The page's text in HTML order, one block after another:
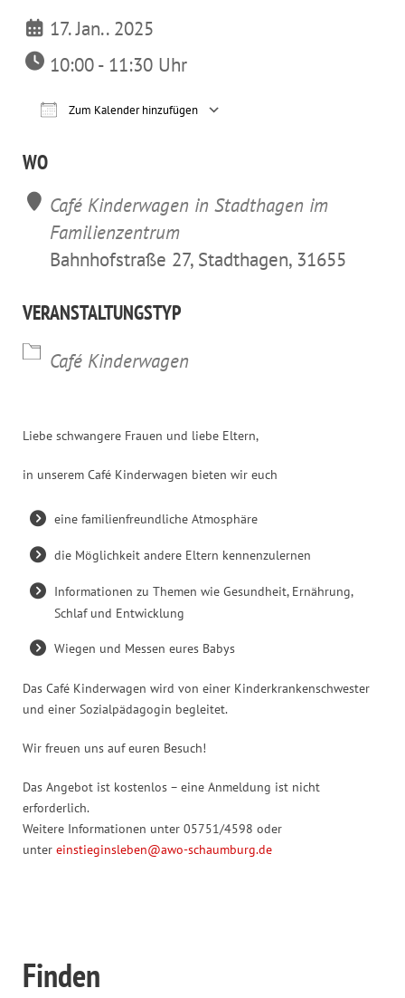
17. Jan.. 2025
10:00 - 11:30 Uhr
Zum Kalender hinzufügen
WO
Café Kinderwagen in Stadthagen im
Familienzentrum
Bahnhofstraße 27, Stadthagen, 31655
VERANSTALTUNGSTYP
Café Kinderwagen
Liebe schwangere Frauen und liebe Eltern,
in unserem Café Kinderwagen bieten wir euch
eine familienfreundliche Atmosphäre
die Möglichkeit andere Eltern kennenzulernen
Informationen zu Themen wie Gesundheit, Ernährung,
Schlaf und Entwicklung
Wiegen und Messen eures Babys
Das Café Kinderwagen wird von einer Kinderkrankenschwester
und einer Sozialpädagogin begleitet.
Wir freuen uns auf euren Besuch!
Das Angebot ist kostenlos – eine Anmeldung ist nicht
erforderlich.
Weitere Informationen unter 05751/4598 oder
unter einstieginsleben@awo-schaumburg.de
Finden